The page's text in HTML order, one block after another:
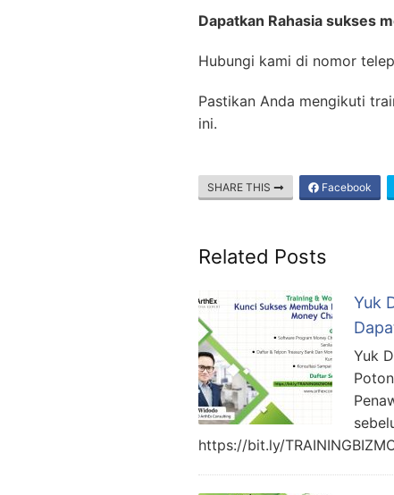
Dapatkan Rahasia sukses
Hubungi kami di nomor
Pastikan Anda mengikuti
ini.
SHARE THIS Facebook
Related Posts
Yuk
Yuk
https://bit.ly/